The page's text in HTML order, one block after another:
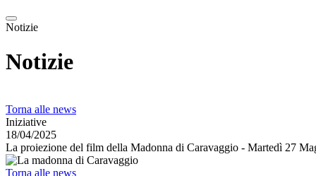
Notizie
Notizie
Torna alle news
Iniziative
18/04/2025
La proiezione del film della Madonna di Caravaggio - Martedì 27
Torna alle news